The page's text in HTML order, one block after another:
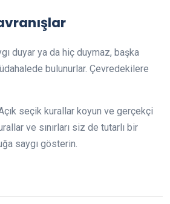
duyar ya da hiç duymaz, başka
bulunurlar. Çevredekilere
seçik kurallar koyun ve gerçekçi
ve sınırları siz de tutarlı bir
saygı gösterin.